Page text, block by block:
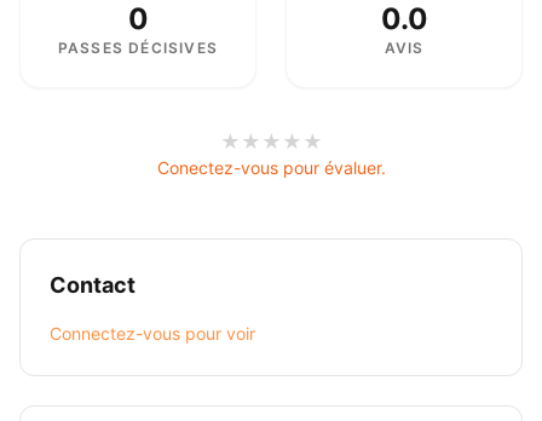
0
PASSES DÉCISIVES
0.0
AVIS
★ ★ ★ ★ ★
Conectez-vous pour évaluer.
Contact
Connectez-vous pour voir